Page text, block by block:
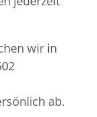
wir in
ab.